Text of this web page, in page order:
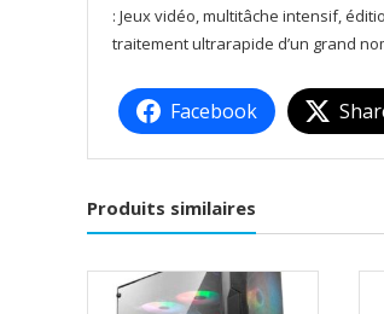
: Jeux vidéo, multitâche intensif,
traitement ultrarapide d’un grand
Facebook
Produits similaires